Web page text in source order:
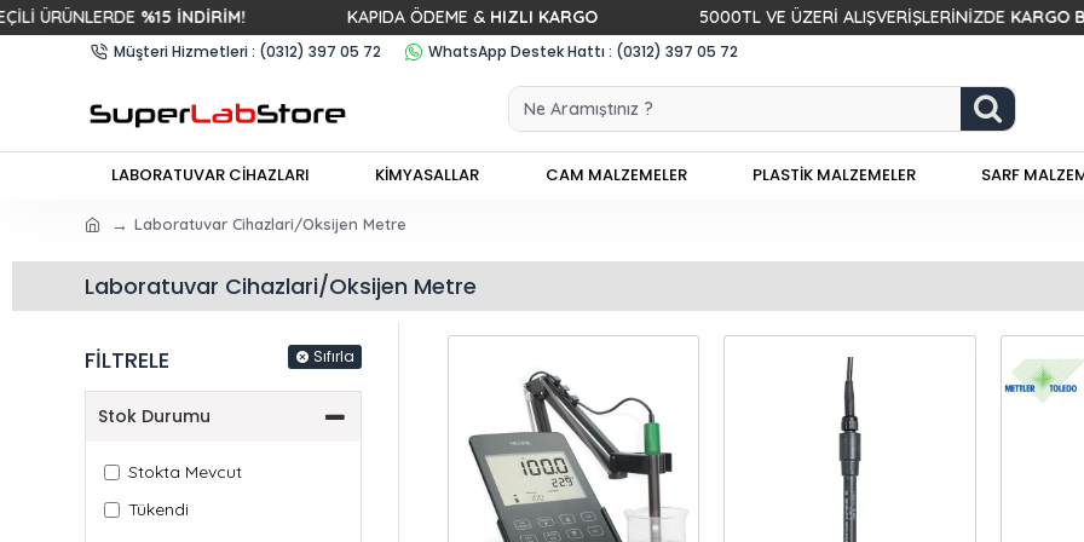
%15 İNDİRİM! KAPIDA ÖDEME &HIZLI KARGO 5000TL VE ÜZERİ ALIŞVERİŞLERİNİZDEKARGO
Müşteri Hizmetleri : (0312) 397 05 72 WhatsApp Destek Hattı : (0312) 397 05 72
LABORATUVAR CİHAZLARI KİMYASALLAR CAM MALZEMELER PLASTİK MALZEMELER SARF
Laboratuvar Cihazlari/Oksijen Metre
Laboratuvar Cihazlari/Oksijen Metre
FİLTRELE Sıfırla
Stok Durumu
Stokta Mevcut
Tükendi